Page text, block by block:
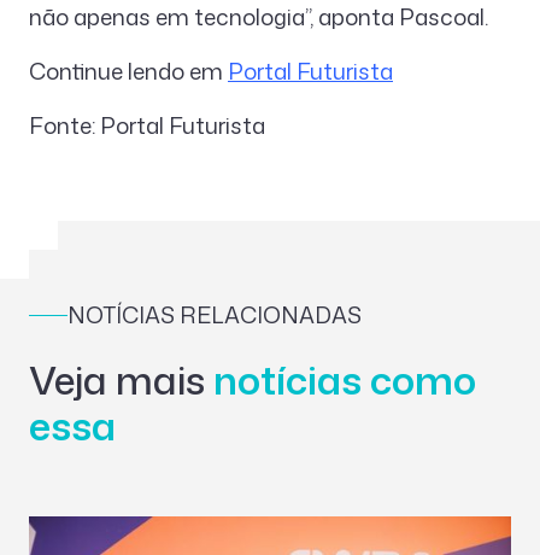
não apenas em tecnologia”, aponta Pascoal.
Continue lendo em Portal Futurista
Fonte: Portal Futurista
NOTÍCIAS RELACIONADAS
Veja mais notícias como
essa